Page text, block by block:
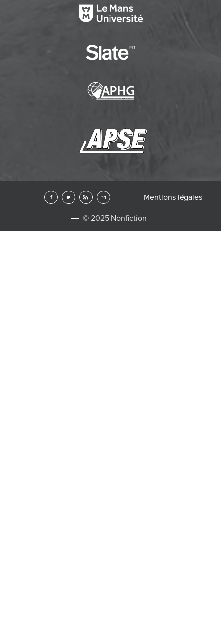
© 2025 Nonfiction
Mentions légales